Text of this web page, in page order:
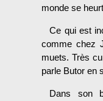
monde se
Ce qui est
comme chez
muets. Très
parle Butor en
Dans son